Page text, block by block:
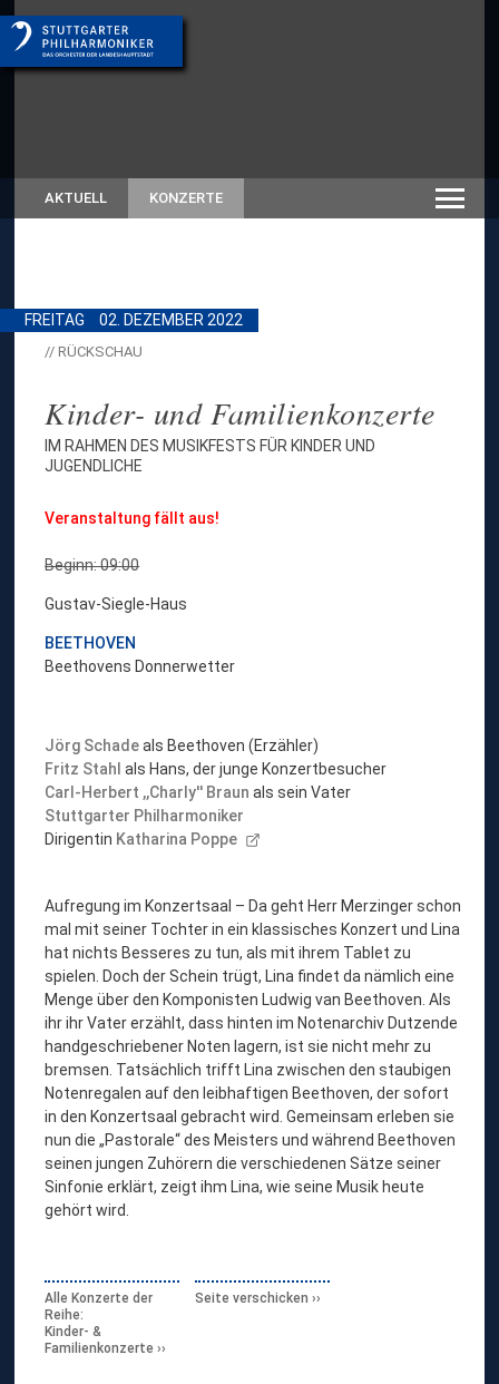
AKTUELL KONZERTE
FREITAG 02. DEZEMBER 2022
// RÜCKSCHAU
Kinder- und Familienkonzerte
IM RAHMEN DES MUSIKFESTS FÜR KINDER UND
JUGENDLICHE
Veranstaltung fällt aus!
Beginn: 09:00
Gustav-Siegle-Haus
BEETHOVEN
Beethovens Donnerwetter
Jörg Schadeals Beethoven (Erzähler)
Fritz Stahl als Hans, der junge Konzertbesucher
Carl-Herbert ,,Charly'' Braun als sein Vater
Stuttgarter Philharmoniker
Dirigentin Katharina Poppe
Aufregung im Konzertsaal – Da geht Herr Merzinger schon
mal mit seiner Tochter in ein klassisches Konzert und Lina
hat nichts Besseres zu tun, als mit ihrem Tablet zu
spielen. Doch der Schein trügt, Lina findet da nämlich eine
Menge über den Komponisten Ludwig van Beethoven. Als
ihr ihr Vater erzählt, dass hinten im Notenarchiv Dutzende
handgeschriebener Noten lagern, ist sie nicht mehr zu
bremsen. Tatsächlich trifft Lina zwischen den staubigen
Notenregalen auf den leibhaftigen Beethoven, der sofort
in den Konzertsaal gebracht wird. Gemeinsam erleben sie
nun die „Pastorale“ des Meisters und während Beethoven
seinen jungen Zuhörern die verschiedenen Sätze seiner
Sinfonie erklärt, zeigt ihm Lina, wie seine Musik heute
gehört wird.
Alle Konzerte der
Reihe:
Kinder- &
Familienkonzerte
Seite verschicken